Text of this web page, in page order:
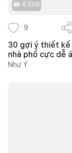
8.508
9
30 gợi ý thiết kế
nhà phố cực dễ
Như Ý